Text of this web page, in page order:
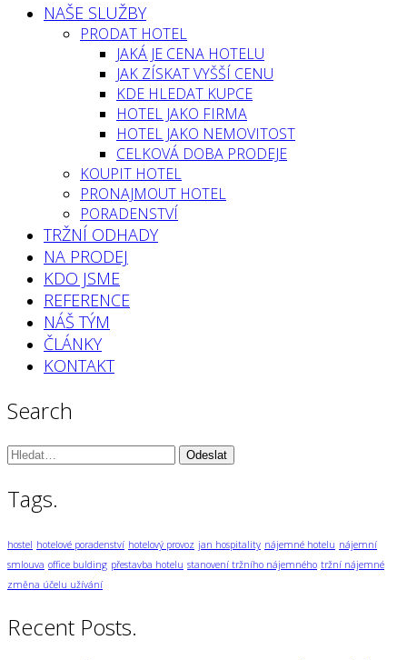
NAŠE SLUŽBY
PRODAT HOTEL
JAKÁ JE CENA HOTELU
JAK ZÍSKAT VYŠŠÍ CENU
KDE HLEDAT KUPCE
HOTEL JAKO FIRMA
HOTEL JAKO NEMOVITOST
CELKOVÁ DOBA PRODEJE
KOUPIT HOTEL
PRONAJMOUT HOTEL
PORADENSTVÍ
TRŽNÍ ODHADY
NA PRODEJ
KDO JSME
REFERENCE
NÁŠ TÝM
ČLÁNKY
KONTAKT
Search
Vyhledávání:
Tags.
hostel hotelové poradenství hotelový provoz jan hospitality nájemné hotelu nájemní
smlouva office bulding přestavba hotelu stanovení tržního nájemného tržní nájemné
změna účelu užívání
Recent Posts.